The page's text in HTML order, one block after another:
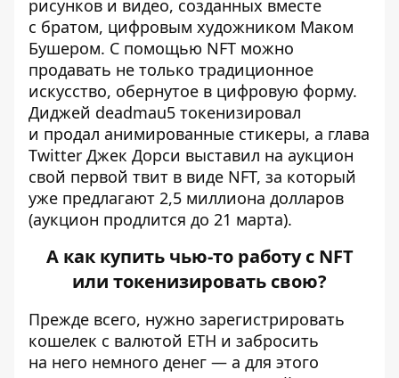
рисунков и видео, созданных вместе
с братом, цифровым художником Маком
Бушером. С помощью NFT можно
продавать не только традиционное
искусство, обернутое в цифровую форму.
Диджей deadmau5 токенизировал
и продал анимированные стикеры, а глава
Twitter Джек Дорси выставил на аукцион
свой первой твит в виде NFT, за который
уже предлагают 2,5 миллиона долларов
(аукцион продлится до 21 марта).
А как купить чью-то работу с NFT
или токенизировать свою?
Прежде всего, нужно зарегистрировать
кошелек с валютой ETH и забросить
на него немного денег — а для этого